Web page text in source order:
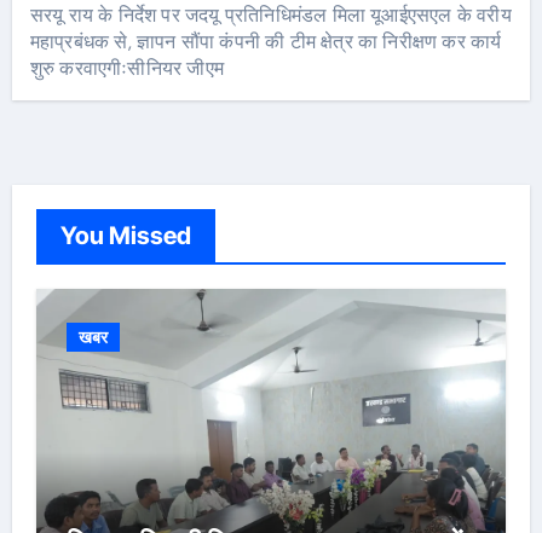
सरयू राय के निर्देश पर जदयू प्रतिनिधिमंडल मिला यूआईएसएल के वरीय
महाप्रबंधक से, ज्ञापन सौंपा कंपनी की टीम क्षेत्र का निरीक्षण कर कार्य
शुरु करवाएगीःसीनियर जीएम
You Missed
खबर